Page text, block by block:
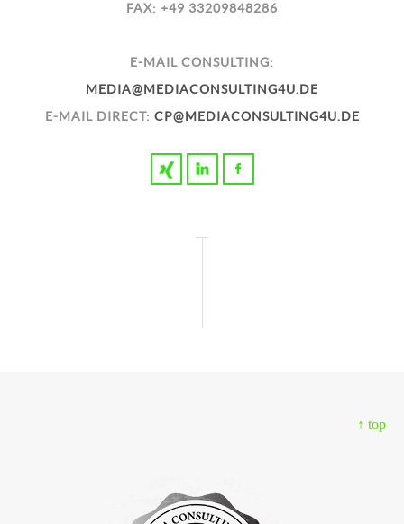
FAX: +49 33209848286
E-MAIL CONSULTING:
MEDIA@MEDIACONSULTING4U.DE
E-MAIL DIRECT: CP@MEDIACONSULTING4U.DE
↑ top